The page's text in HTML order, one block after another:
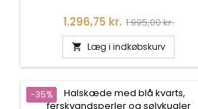
Pris
1.296,75 kr. Normalpris
1.995,00 kr.
 Læg i indkøbskurv
-35%